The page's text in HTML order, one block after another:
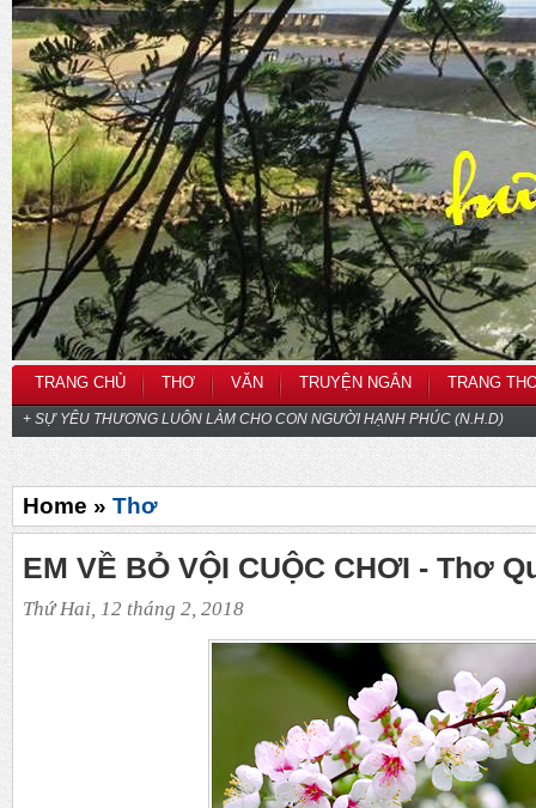
TRANG CHỦ THƠ VĂN TRUYỆN NGẮN TRANG
+ SỰ YÊU THƯƠNG LUÔN LÀM CHO CON NGƯỜI HẠNH PHÚC (N.H.D)
Home » Thơ
EM VỀ BỎ VỘI CUỘC CHƠI - Thơ
Thứ Hai, 12 tháng 2, 2018